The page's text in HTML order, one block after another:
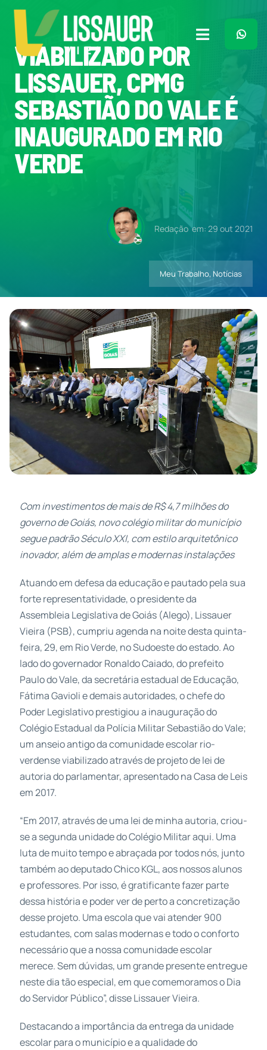
para
conteúdo
Toggle
Home
Plano de Governo
Meu Trabalho
VIABILIZADO POR
LISSAUER, CPMG
SEBASTIÃO DO VALE É
INAUGURADO EM RIO
VERDE
Redação em: 29 out 2021
Meu Trabalho, Notícias
Com investimentos de mais de R$ 4,7 milhões do
governo de Goiás, novo colégio militar do município
segue padrão Século XXI, com estilo arquitetônico
inovador, além de amplas e modernas instalações
Atuando em defesa da educação e pautado pela sua
forte representatividade, o presidente da
Assembleia Legislativa de Goiás (Alego), Lissauer
Vieira (PSB), cumpriu agenda na noite desta quinta-
feira, 29, em Rio Verde, no Sudoeste do estado. Ao
lado do governador Ronaldo Caiado, do prefeito
Paulo do Vale, da secretária estadual de Educação,
Fátima Gavioli e demais autoridades, o chefe do
Poder Legislativo prestigiou a inauguração do
Colégio Estadual da Polícia Militar Sebastião do Vale;
um anseio antigo da comunidade escolar rio-
verdense viabilizado através de projeto de lei de
autoria do parlamentar, apresentado na Casa de Leis
em 2017.
“Em 2017, através de uma lei de minha autoria, criou-
se a segunda unidade do Colégio Militar aqui. Uma
luta de muito tempo e abraçada por todos nós, junto
também ao deputado Chico KGL, aos nossos alunos
e professores. Por isso, é gratificante fazer parte
dessa história e poder ver de perto a concretização
desse projeto. Uma escola que vai atender 900
estudantes, com salas modernas e todo o conforto
necessário que a nossa comunidade escolar
merece. Sem dúvidas, um grande presente entregue
neste dia tão especial, em que comemoramos o Dia
do Servidor Público”, disse Lissauer Vieira.
Destacando a importância da entrega da unidade
escolar para o município e a qualidade do